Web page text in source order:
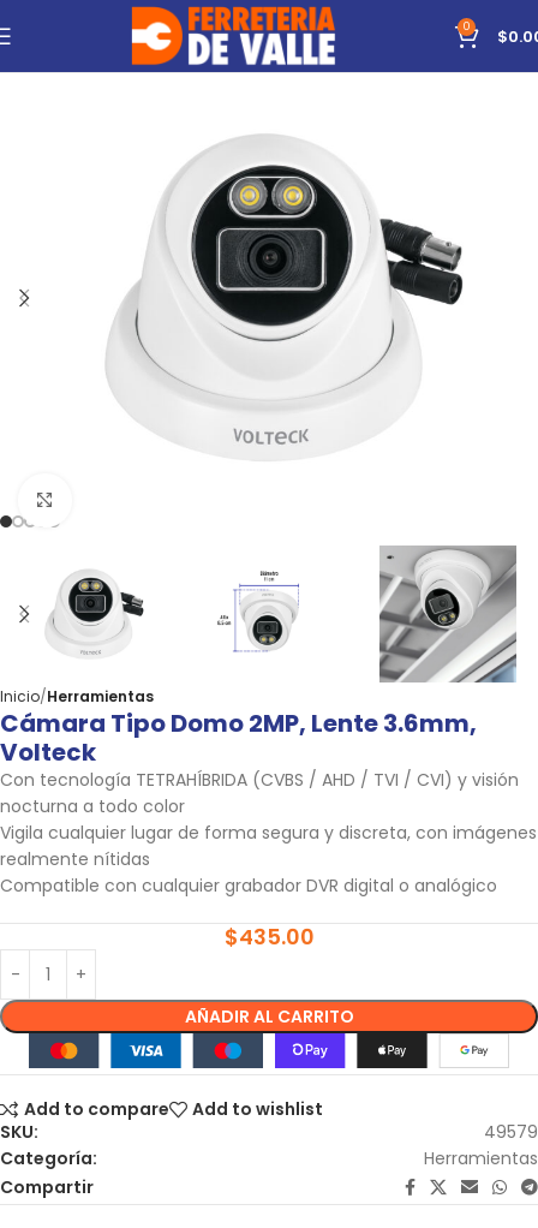
0 $
Inicio Herramientas
Cámara Tipo Domo 2MP, Lente 3.6mm,
Volteck
Con tecnología TETRAHÍBRIDA (CVBS / AHD / TVI / CVI) y visión
nocturna a todo color
Vigila cualquier lugar de forma segura y discreta, con imágenes
realmente nítidas
Compatible con cualquier grabador DVR digital o analógico
$435.00
AÑADIR AL CARRITO
Add to compare
Add to wishlist
SKU:
49579
Categoría:
Herramientas
Compartir